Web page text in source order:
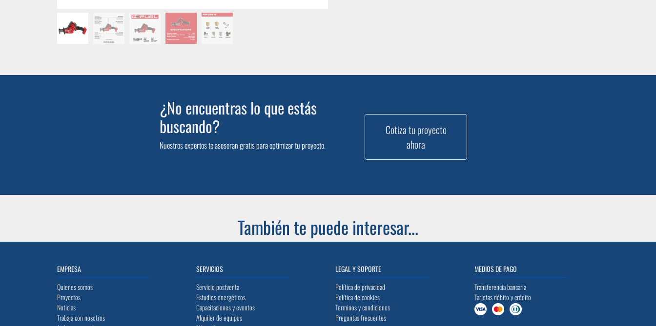
¿No encuentras lo que estás
buscando?
Nuestros expertos te asesoran gratis para optimizar tu proyecto.
Cotiza tu proyecto
ahora
También te puede interesar...
EMPRESA
Quienes somos
Proyectos
Noticias
Trabaja con nosotros
SERVICIOS
Servicio postventa
Estudios energéticos
Capacitaciones y eventos
Alquiler de equipos
LEGAL Y SOPORTE
Política de privacidad
Política de cookies
Terminos y condiciones
Preguntas frecuentes
MEDIOS DE PAGO
Transferencia bancaria
Tarjetas débito y crédito